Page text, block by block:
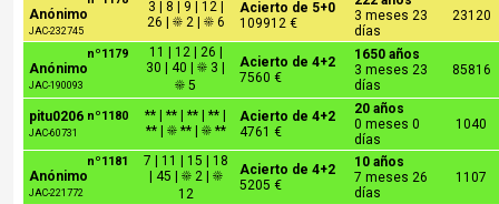
Anónimo
JAC-232745
3 | 8 | 9 | 12 |
26 | ☀ 2 | ☀ 6
Acierto de 5+0
109912 €
3 meses 23
días
23120
nº1179
Anónimo
JAC-190093
11 | 12 | 26 |
30 | 40 | ☀ 3 |
☀ 5
Acierto de 4+2
7560 €
1650 años
3 meses 23
días
85816
nº1180
pitu0206
JAC-60731
** | ** | ** | ** |
** | ☀ ** | ☀ **
Acierto de 4+2
4761 €
20 años
0 meses 0
días
1040
nº1181
Anónimo
JAC-221772
7 | 11 | 15 | 18
| 45 | ☀ 2 | ☀
12
Acierto de 4+2
5205 €
10 años
7 meses 26
días
1107